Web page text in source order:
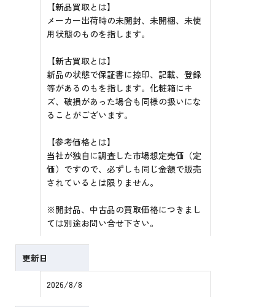
【新品買取とは】
メーカー出荷時の未開封、未開梱、未使
用状態のものを指します。
【新古買取とは】
新品の状態で保証書に捺印、記載、登録
等があるのもを指します。化粧箱にキ
ズ、破損があった場合も同様の扱いにな
ることがございます。
【参考価格とは】
当社が独自に調査した市場想定売価（定
価）ですので、必ずしも同じ金額で販売
されているとは限りません。
※開封品、中古品の買取価格につきまし
ては別途お問い合せ下さい。
更新日
2026/8/8